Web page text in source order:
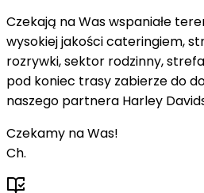
Czekają na Was wspaniałe
wysokiej jakości cateringiem,
rozrywki, sektor rodzinny,
pod koniec trasy zabierze do
naszego partnera Harley
Czekamy na Was!
Ch.